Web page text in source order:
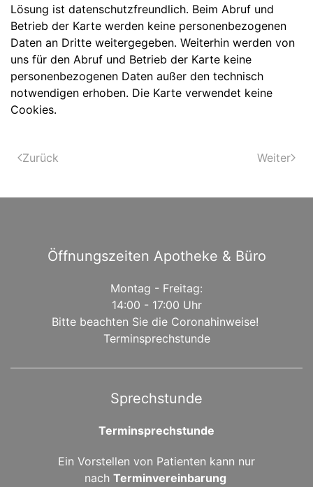
Lösung ist datenschutzfreundlich. Beim Abruf und
Betrieb der Karte werden keine personenbezogenen
Daten an Dritte weitergegeben. Weiterhin werden von
uns für den Abruf und Betrieb der Karte keine
personenbezogenen Daten außer den technisch
notwendigen erhoben. Die Karte verwendet keine
Cookies.
Zurück Weiter
Öffnungszeiten Apotheke & Büro
Montag - Freitag:
14:00 - 17:00 Uhr
Bitte beachten Sie die Coronahinweise!
Terminsprechstunde
Sprechstunde
Terminsprechstunde
Ein Vorstellen von Patienten kann nur
nach Terminvereinbarung